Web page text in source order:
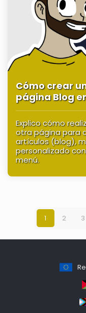
Cómo crear
página Blog
Explico cómo
otra página para
artículos (blog),
personalizado
menú.
1 2 3